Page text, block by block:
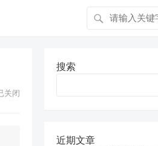
关闭
搜索
近期文章